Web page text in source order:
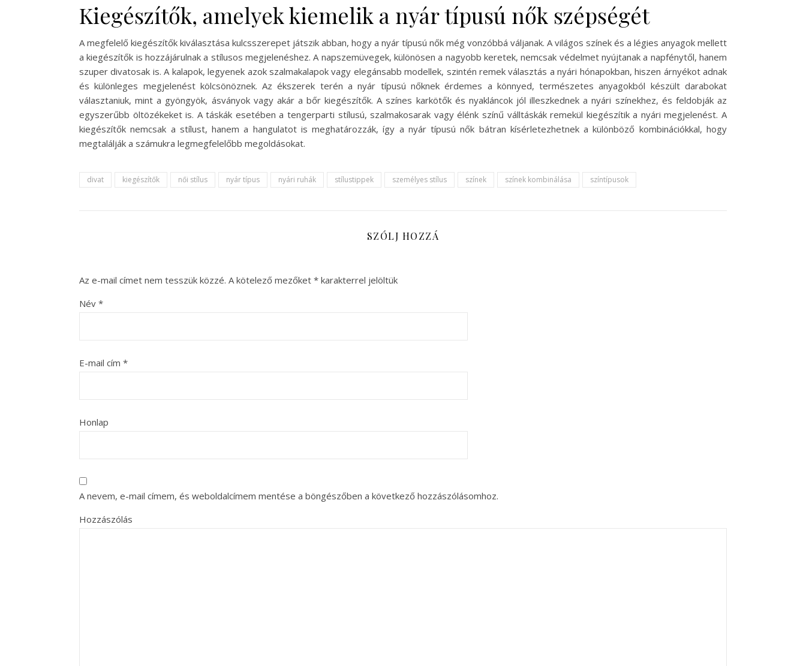
Kiegészítők, amelyek kiemelik a nyár típusú nők szépségét
A megfelelő kiegészítők kiválasztása kulcsszerepet játszik abban, hogy a nyár típusú nők még vonzóbbá váljanak. A világos színek és a légies anyagok mellett
a kiegészítők is hozzájárulnak a stílusos megjelenéshez. A napszemüvegek, különösen a nagyobb keretek, nemcsak védelmet nyújtanak a napfénytől, hanem
szuper divatosak is. A kalapok, legyenek azok szalmakalapok vagy elegánsabb modellek, szintén remek választás a nyári hónapokban, hiszen árnyékot adnak
és különleges megjelenést kölcsönöznek. Az ékszerek terén a nyár típusú nőknek érdemes a könnyed, természetes anyagokból készült darabokat
választaniuk, mint a gyöngyök, ásványok vagy akár a bőr kiegészítők. A színes karkötők és nyakláncok jól illeszkednek a nyári színekhez, és feldobják az
egyszerűbb öltözékeket is. A táskák esetében a tengerparti stílusú, szalmakosarak vagy élénk színű válltáskák remekül kiegészítik a nyári megjelenést. A
kiegészítők nemcsak a stílust, hanem a hangulatot is meghatározzák, így a nyár típusú nők bátran kísérletezhetnek a különböző kombinációkkal, hogy
megtalálják a számukra legmegfelelőbb megoldásokat.
divat kiegészítők női stílus nyár típus nyári ruhák stílustippek személyes stílus színek színek kombinálása színtípusok
SZÓLJ HOZZÁ
Az e-mail címet nem tesszük közzé. A kötelező mezőket * karakterrel jelöltük
Név *
E-mail cím *
Honlap
A nevem, e-mail címem, és weboldalcímem mentése a böngészőben a következő hozzászólásomhoz.
Hozzászólás